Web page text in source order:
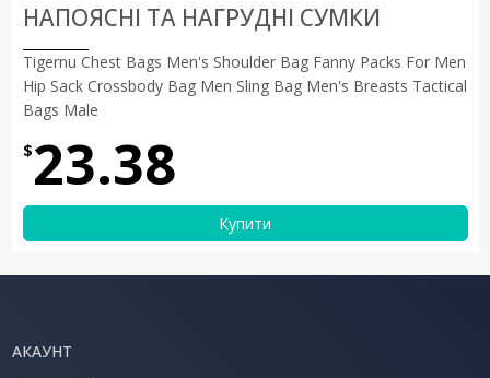
НАПОЯСНІ ТА НАГРУДНІ СУМКИ
Tigernu Chest Bags Men's Shoulder Bag Fanny Packs For Men
Hip Sack Crossbody Bag Men Sling Bag Men's Breasts Tactical
Bags Male
$23.38
Купити
АКАУНТ